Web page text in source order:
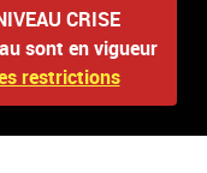
CRISE
sont en vigueur
restrictions